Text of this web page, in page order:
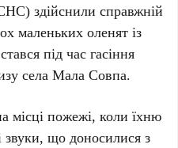
) здійснили справжній
маленьких оленят із
під час гасіння
селаМала Совпа.
місці пожежі, коли їхню
звуки, що доносилися з